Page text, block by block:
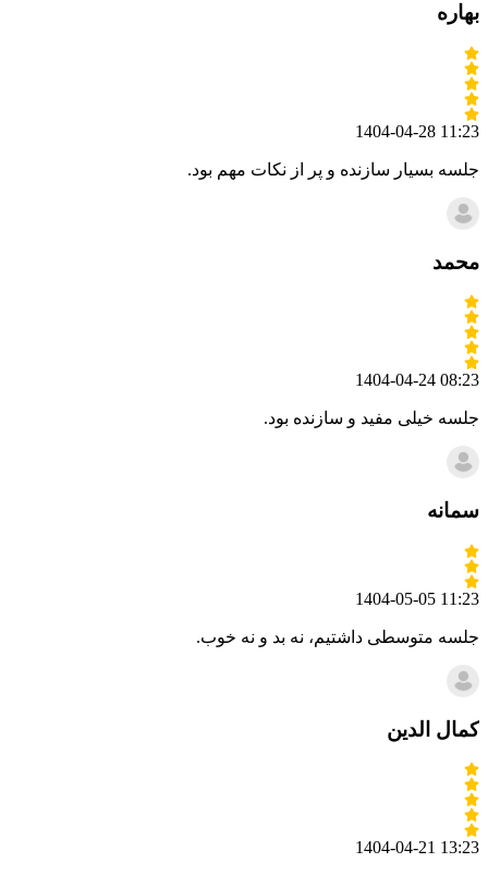
بهاره
1404-04-28 11:23
جلسه بسیار سازنده و پر از نکات مهم بود.
محمد
1404-04-24 08:23
جلسه خیلی مفید و سازنده بود.
سمانه
1404-05-05 11:23
جلسه متوسطی داشتیم، نه بد و نه خوب.
کمال الدین
1404-04-21 13:23